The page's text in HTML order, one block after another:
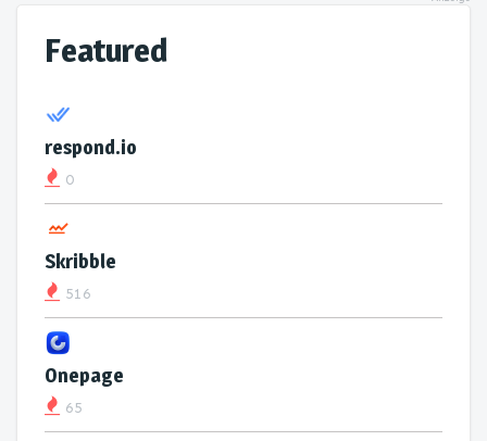
Featured
respond.io
0
Skribble
516
Onepage
65